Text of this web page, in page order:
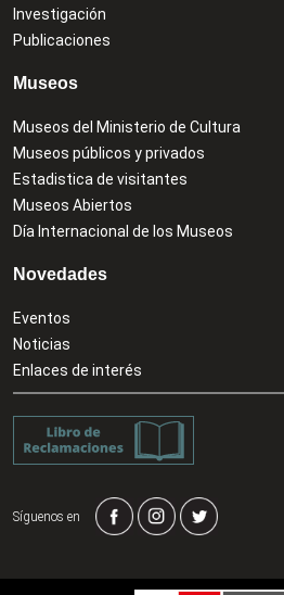
Investigación
Publicaciones
Museos
Museos del Ministerio de Cultura
Museos públicos y privados
Estadistica de visitantes
Museos Abiertos
Día Internacional de los Museos
Novedades
Eventos
Noticias
Enlaces de interés
Síguenos en